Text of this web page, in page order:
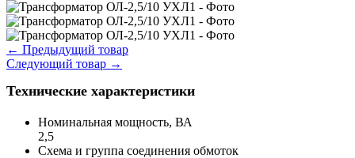
← Предыдущий товар
Следующий товар →
Технические характеристики
Номинальная мощность, ВА
2,5
Схема и группа соединения обмоток